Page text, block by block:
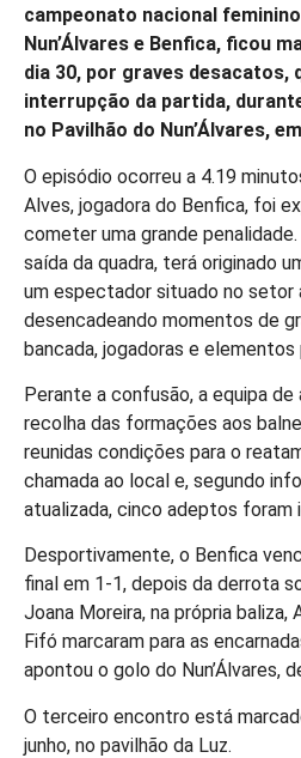
campeonato nacional
Nun’Álvares e Benfica, ficou
dia 30, por graves desacatos,
interrupção da partida,
no Pavilhão do Nun’Álvares,
O episódio ocorreu a 4.19
Alves, jogadora do Benfica, foi
cometer uma grande
saída da quadra, terá originado
um espectador situado no setor
desencadeando momentos de
bancada, jogadoras e
Perante a confusão, a equipa
recolha das formações aos
reunidas condições para o
chamada ao local e, segundo
atualizada, cinco adeptos foram
Desportivamente, o Benfica
final em 1-1, depois da derrota
Joana Moreira, na própria baliza,
Fifó marcaram para as
apontou o golo do Nun’Álvares,
O terceiro encontro está
junho, no pavilhão da Luz.